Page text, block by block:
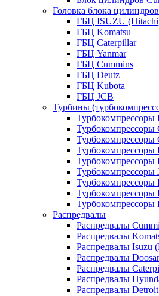
Головка блока
ГБЦ ISUZU
ГБЦ Komatsu
ГБЦ Caterpillar
ГБЦ Yanmar
ГБЦ Cummins
ГБЦ Deutz
ГБЦ Kubota
ГБЦ JCB
Турбины
Турбокомпрессоры
Турбокомпрессоры
Турбокомпрессоры
Турбокомпрессоры
Турбокомпрессоры
Турбокомпрессоры
Турбокомпрессоры
Турбокомпрессоры
Турбокомпрессоры
Распредвалы
Распредвалы
Распредвалы
Распредвалы Isuzu
Распредвалы
Распредвалы
Распредвалы
Распредвалы Detroit